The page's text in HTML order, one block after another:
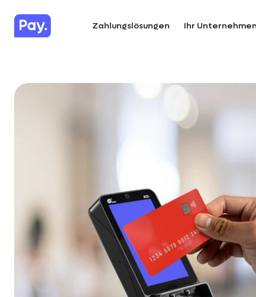
Zahlungslösungen Ihr Unternehmen